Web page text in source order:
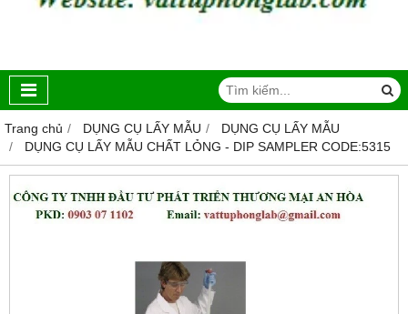
Trang chủ DỤNG CỤ LẤY MẪU
DỤNG CỤ LẤY MẪU
DỤNG CỤ LẤY MẪU CHẤT LỎNG - DIP SAMPLER CODE:5315